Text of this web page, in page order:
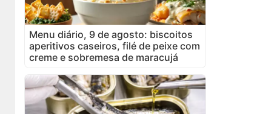
Menu diário, 9 de agosto: biscoitos
aperitivos caseiros, filé de peixe com
creme e sobremesa de maracujá